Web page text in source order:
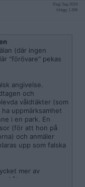
Reg: Sep 2019
Inlägg: 1 266
(där ingen
"förövare" pekas
angivelse.
och
våldtäkter (som
uppmärksamhet
i en park. En
(för att hon på
och anmäler
upp som falska
mer av
Låtsas genom